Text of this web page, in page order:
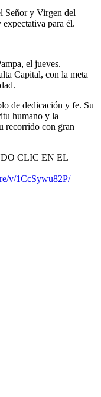
Señor y Virgen del
para él.
el jueves.
Capital, con la meta
de dedicación y fe. Su
humano y la
recorrido con gran
CLIC EN EL
v/1CcSywu82P/